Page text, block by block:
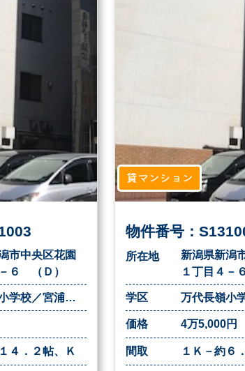
市中央区花園
６ （Ｄ）
万代長嶺小学校／宮浦中学校
４．２帖、Ｋ
貸マンション
物件番号：
所在地
新潟県新潟
１丁目４－
学区
価格 4万5,000円
間取 １Ｋ－約６